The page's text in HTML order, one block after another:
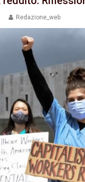
Redazione_web